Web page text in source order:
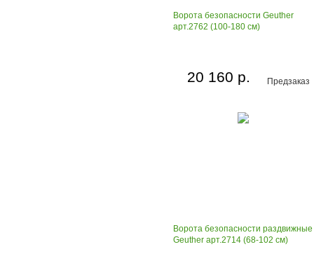
Ворота безопасности Geuther
арт.2762 (100-180 см)
Предзаказ
20 160 р.
Ворота безопасности раздвижные
Geuther арт.2714 (68-102 см)